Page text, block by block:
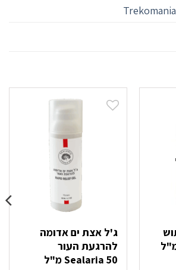
Trekomania
ג'ל אצת ים אדומה
להרגעת העור
Sealaria 50 מ"ל